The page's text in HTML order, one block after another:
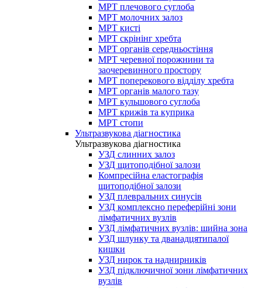
МРТ плечового суглоба
МРТ молочних залоз
МРТ кисті
МРТ скрінінг хребта
МРТ органів середньостіння
МРТ черевної порожнини та
заочеревинного простору
МРТ поперекового відділу хребта
МРТ органів малого тазу
МРТ кульшового суглоба
МРТ крижів та куприка
МРТ стопи
Ультразвукова діагностика
Ультразвукова діагностика
УЗД слинних залоз
УЗД щитоподібної залози
Компресійна еластографія
щитоподібної залози
УЗД плевральних синусів
УЗД комплексно переферійні зони
лімфатичних вузлів
УЗД лімфатичних вузлів: шийна зона
УЗД шлунку та дванадцятипалої
кишки
УЗД нирок та наднирників
УЗД підключичної зони лімфатичних
вузлів